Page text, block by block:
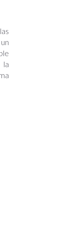
la